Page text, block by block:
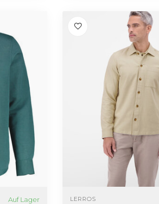
Auf Lager LERROS